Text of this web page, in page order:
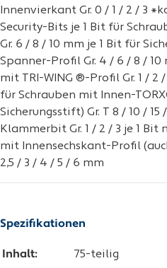
Innenvierkant Gr. 0 / 1 / 2 / 3
Security-Bits je 1 Bit für
Gr. 6 / 8 / 10 mm je 1 Bit für
Spanner-Profil Gr. 4 / 6 / 8 / 10
mit TRI-WING ®-Profil Gr. 1 / 2
für Schrauben mit Innen-
Sicherungsstift) Gr. T 8 / 10 / 15
Klammerbit Gr. 1 / 2 / 3 je 1
mit Innensechskant-Profil
2,5 / 3 / 4 / 5 / 6 mm
Spezifikationen
Inhalt:
75-teilig